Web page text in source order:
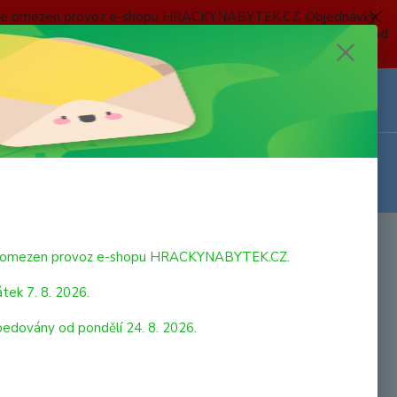
provoz e-shopu HRACKYNABYTEK.CZ. Objednávky
2026 do neděle 23. 8. 2026 budou postupně expedovány od
autíčka Hot Wheels. Sbírej je všechny! Rozmar balení: 11 x
provoz e-shopu HRACKYNABYTEK.CZ.
7. 8. 2026.
od pondělí 24. 8. 2026.